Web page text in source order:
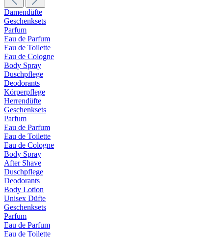
Damendüfte
Geschenksets
Parfum
Eau de Parfum
Eau de Toilette
Eau de Cologne
Body Spray
Duschpflege
Deodorants
Körperpflege
Herrendüfte
Geschenksets
Parfum
Eau de Parfum
Eau de Toilette
Eau de Cologne
Body Spray
After Shave
Duschpflege
Deodorants
Body Lotion
Unisex Düfte
Geschenksets
Parfum
Eau de Parfum
Eau de Toilette